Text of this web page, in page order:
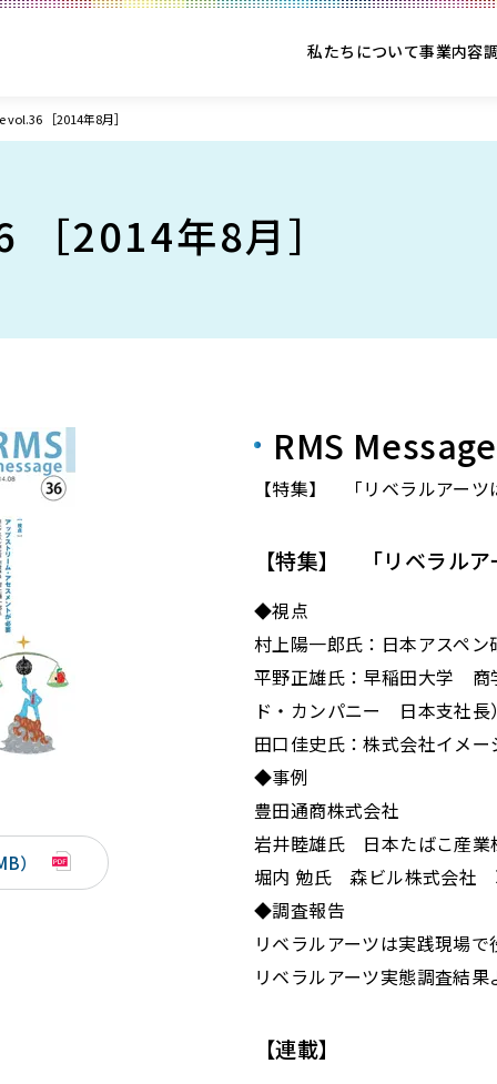
私たちについて事業内容
vol.36 ［2014年8月］
2014年8月］
）
RMS
【特集】 「リベラルアーツ
【特集】 「リベラルア
◆視点
村上陽一郎氏：日本アスペ
平野正雄氏：早稲田大学 商
ド・カンパニー 日本支社長）
田口佳史氏：株式会社イメ
◆事例
豊田通商株式会社
岩井睦雄氏 日本たばこ産
堀内 勉氏 森ビル株式会社
◆調査報告
リベラルアーツは実践現場
リベラルアーツ実態調査結果
【連載】